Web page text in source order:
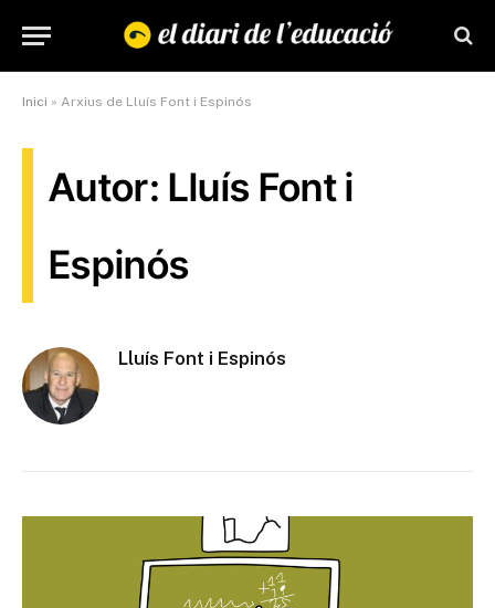
Inici » Arxius de Lluís Font i Espinós
Autor: Lluís Font i
Espinós
Lluís Font i Espinós